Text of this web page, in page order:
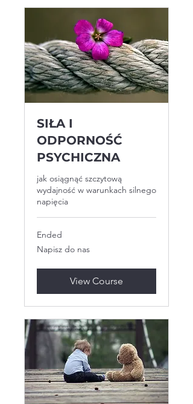
SIŁA I
ODPORNOŚĆ
PSYCHICZNA
jak osiągnąć szczytową
wydajność w warunkach silnego
napięcia
Ended
Napisz
do
Napisz do nas
View Course